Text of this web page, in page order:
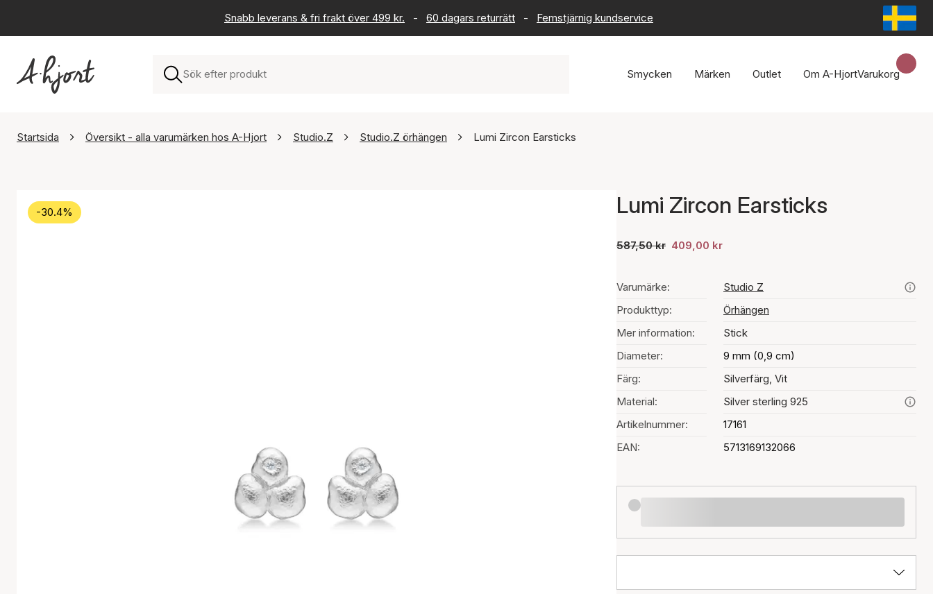
Snabb leverans & fri frakt över 499 kr. - 60 dagars returrätt - Femstjärnig kundservice
Smycken Märken Outlet Om A-HjortVarukorg
Startsida Översikt - alla varumärken hos A-Hjort Studio.Z Studio.Z örhängen Lumi Zircon Earsticks
-30.4% Lumi Zircon Earsticks
587,50 kr 409,00 kr
Varumärke:
Studio Z
Produkttyp:
Örhängen
Mer information:
Stick
Diameter:
9 mm (0,9 cm)
Färg:
Silverfärg, Vit
Material:
Silver sterling 925
Artikelnummer:
17161
EAN:
5713169132066